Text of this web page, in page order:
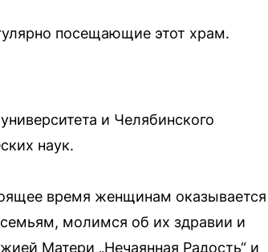
посещающие этот храм.
и Челябинского
наук.
время женщинам оказывается
молимся об их здравии и
Матери „Нечаянная Радость“ и